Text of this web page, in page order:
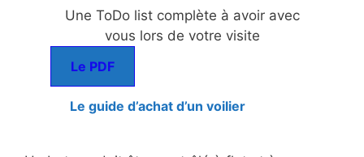
Une ToDo list complète à avoir avec
vous lors de votre visite
Le PDF
Le guide d’achat d’un voilier